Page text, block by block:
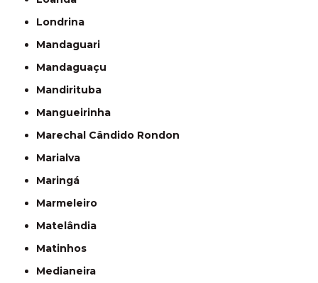
Londrina
Mandaguari
Mandaguaçu
Mandirituba
Mangueirinha
Marechal Cândido Rondon
Marialva
Maringá
Marmeleiro
Matelândia
Matinhos
Medianeira